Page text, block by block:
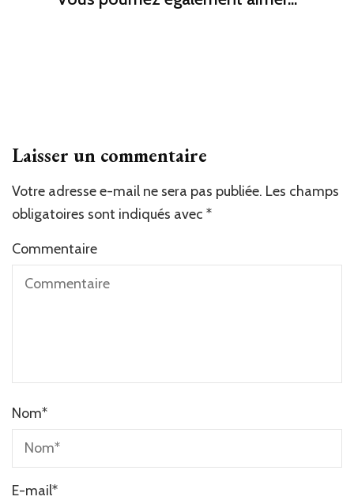
Laisser un commentaire
Votre adresse e-mail ne sera pas publiée. Les champs
obligatoires sont indiqués avec *
Commentaire
Nom*
E-mail*